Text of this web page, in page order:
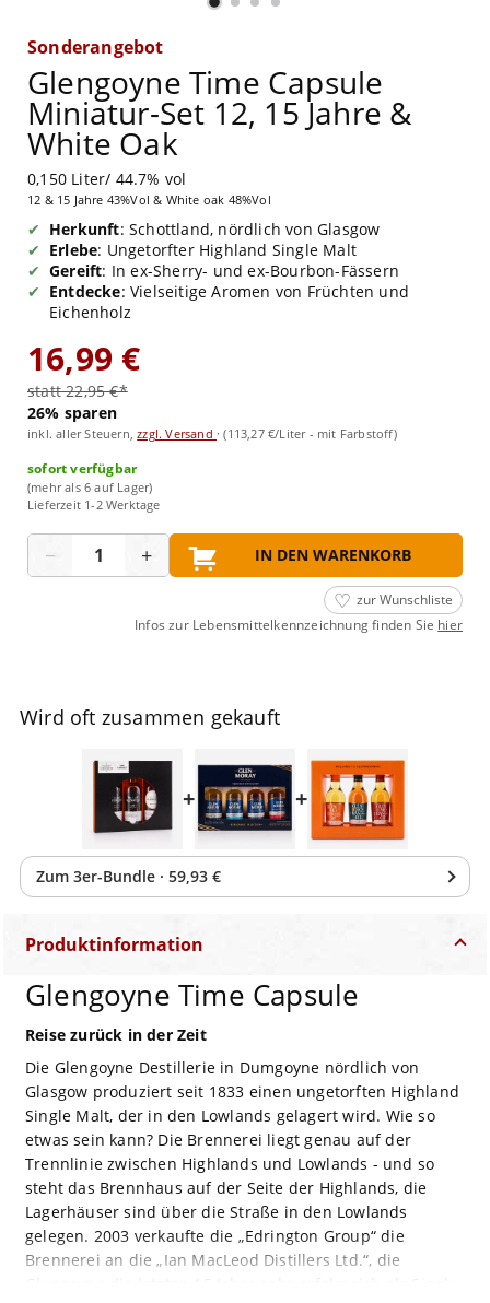
Sonderangebot
Glengoyne Time Capsule
Miniatur-Set 12, 15 Jahre &
White Oak
0,150 Liter/ 44.7% vol
12 & 15 Jahre 43%Vol & White oak 48%Vol
Herkunft: Schottland, nördlich von Glasgow
Erlebe: Ungetorfter Highland Single Malt
Gereift: In ex-Sherry- und ex-Bourbon-Fässern
Entdecke: Vielseitige Aromen von Früchten und
Eichenholz
16,99 €
statt 22,95 €*
26% sparen
inkl. aller Steuern,zzgl. Versand ·(113,27 €/Liter - mit Farbstoff)
sofort verfügbar
(mehr als 6 auf Lager)
Lieferzeit 1-2 Werktage
− + IN DEN WARENKORB
zur Wunschliste
Infos zur Lebensmittelkennzeichnung finden Sie hier
Wird oft zusammen gekauft
+ +
Zum 3er-Bundle · 59,93 €
Produktinformation
Glengoyne Time Capsule
Reise zurück in der Zeit
Die Glengoyne Destillerie in Dumgoyne nördlich von
Glasgow produziert seit 1833 einen ungetorften Highland
Single Malt, der in den Lowlands gelagert wird. Wie so
etwas sein kann? Die Brennerei liegt genau auf der
Trennlinie zwischen Highlands und Lowlands - und so
steht das Brennhaus auf der Seite der Highlands, die
Lagerhäuser sind über die Straße in den Lowlands
gelegen. 2003 verkaufte die „Edrington Group“ die
Brennerei an die „Ian MacLeod Distillers Ltd.“, die